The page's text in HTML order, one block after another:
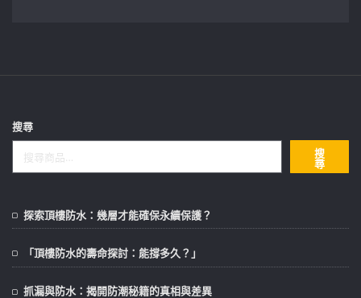
搜尋
搜
尋
探索頂樓防水：幾層才能確保永續保護？
「頂樓防水的壽命探討：能撐多久？」
抓漏與防水：揭開防潮秘籍的真相與差異